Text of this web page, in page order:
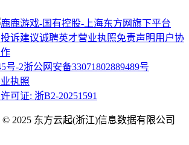
投诉建议诚聘英才营业执照免责声明用户协
号-2浙公网安备33071802889489号
执照
可证: 浙B2-20251591
© 2025 东方云起(浙江)信息数据有限公司